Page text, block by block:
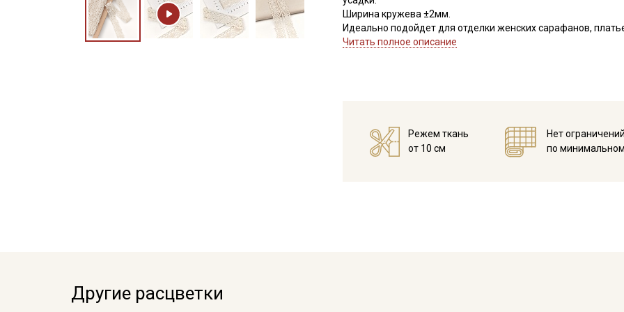
Ширина кружева ±2мм.
Идеально подойдет для отделки женских сарафанов,
В интерьере можно использовать для украшения
Читать полное описание
Режем ткань
от 10 см
Нет ограничений
по
Другие расцветки